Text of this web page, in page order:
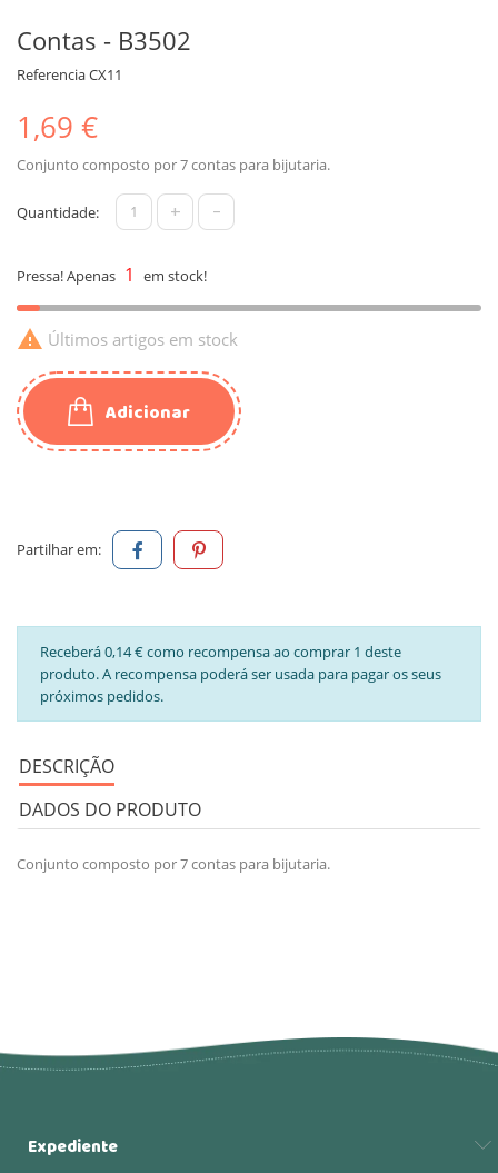
Contas - B3502
ReferenciaCX11
1,69 €
Conjunto composto por 7 contas para bijutaria.
Quantidade: + -
Pressa! Apenas 1 em stock!
 Últimos artigos em stock
Adicionar
Partilhar em:
Receberá 0,14 € como recompensa ao comprar 1 deste
produto. A recompensa poderá ser usada para pagar os seus
próximos pedidos.
DESCRIÇÃO
DADOS DO PRODUTO
Conjunto composto por 7 contas para bijutaria.
Expediente